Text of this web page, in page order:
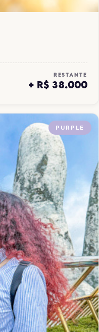
RESTANTE
+ R$ 38.000
PURPLE